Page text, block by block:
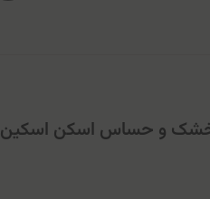
خشک و حساس اسکن اسکین